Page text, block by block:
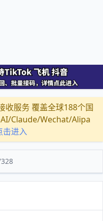
服务 覆盖全球188个国
Claude/Wechat/Alipa
击进入